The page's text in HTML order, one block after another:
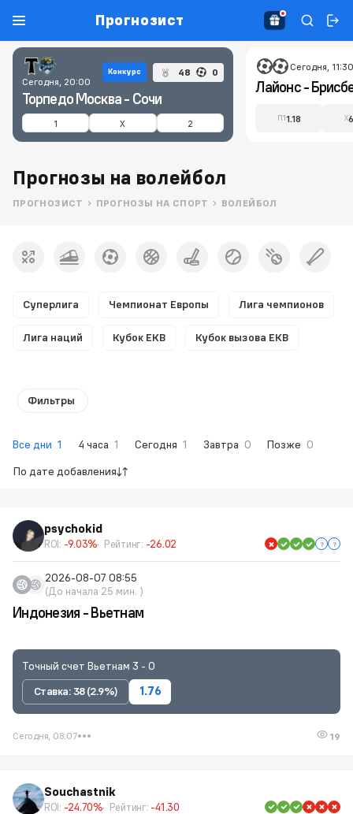
Прогнозист
Сегодня, 20:00
Конкурс 48 0
Торпедо Москва - Сочи
1 X 2
Сегодня, 11:30
Лайонc -
П11.18 X
Прогнозы на волейбол
ПРОГНОЗИСТ ПРОГНОЗЫ НА СПОРТ ВОЛЕЙБОЛ
Суперлига Чемпионат Европы Лига чемпионов
Лига наций Кубок ЕКВ Кубок вызова ЕКВ
Фильтры
Все дни 1 4 часа 1 Сегодня 1 Завтра 0 Позже 0
По дате добавления
psychokid
ROI: -9.03% Рейтинг: -26.02
2026-08-07 08:55
(До начала 25 мин. )
Индонезия - Вьетнам
Точный счет Вьетнам 3 - 0
Ставка: 38 (2.9%)
1.76
Сегодня, 08:07 19
Souchastnik
ROI: -24.70% Рейтинг: -41.30